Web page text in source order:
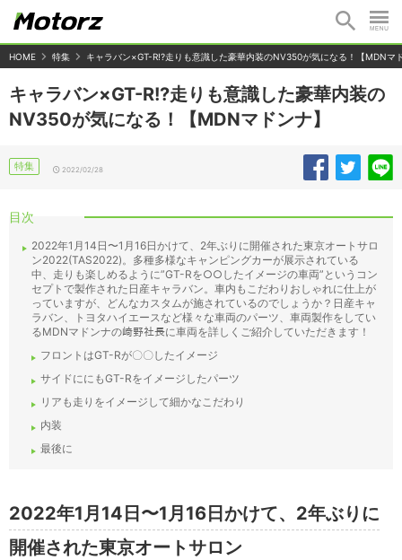
HOME 特集 キャラバン×GT-R!?走りも意識した豪華内装のNV350が気になる！【MDNマ
キャラバン×GT-R!?走りも意識した豪華内装の
NV350が気になる！【MDNマドンナ】
特集 2022/02/28
目次
2022年1月14日〜1月16日かけて、2年ぶりに開催された東京オートサロ
ン2022(TAS2022)。多種多様なキャンピングカーが展示されている
中、走りも楽しめるように”GT-Rを○○したイメージの車両”というコン
セプトで製作された日産キャラバン。車内もこだわりおしゃれに仕上が
っていますが、どんなカスタムが施されているのでしょうか？日産キャ
ラバン、トヨタハイエースなど様々な車両のパーツ、車両製作をしてい
るMDNマドンナの﨑野社長に車両を詳しくご紹介していただきます！
フロントはGT-Rが〇〇したイメージ
サイドににもGT-Rをイメージしたパーツ
リアも走りをイメージして細かなこだわり
内装
最後に
2022年1月14日〜1月16日かけて、2年ぶりに
開催された東京オートサロン